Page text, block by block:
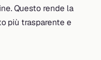
Questo rende la
più trasparente e